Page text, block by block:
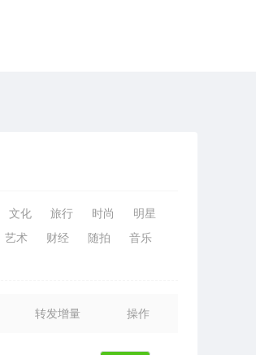
文化 旅行 时尚
明星
艺术 财经 随拍
音乐
转发增量 操作